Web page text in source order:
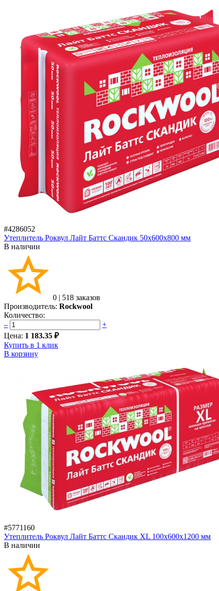
#4286052
Утеплитель Роквул Лайт Баттс Скандик 50х600х800 мм
В наличии
0 | 518 заказов
Производитель: Rockwool
Количество:
–
+
Цена: 1 183.35 ₽
Купить в 1 клик
В корзину
#5771160
Утеплитель Роквул Лайт Баттс Скандик XL 100х600х1200 мм
В наличии